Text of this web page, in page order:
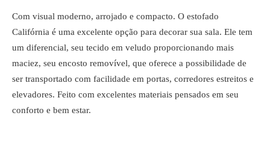
Com visual moderno, arrojado e compacto. O estofado
Califórnia é uma excelente opção para decorar sua sala. Ele tem
um diferencial, seu tecido em veludo proporcionando mais
maciez, seu encosto removível, que oferece a possibilidade de
ser transportado com facilidade em portas, corredores estreitos e
elevadores. Feito com excelentes materiais pensados em seu
conforto e bem estar.